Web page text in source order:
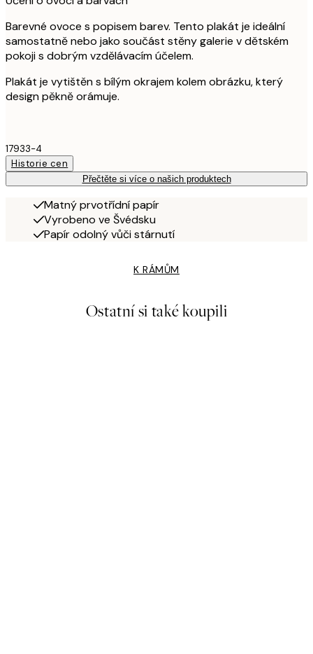
Barevné ovoce s popisem barev. Tento plakát je ideální
samostatně nebo jako součást stěny galerie v dětském
pokoji s dobrým vzdělávacím účelem.
Plakát je vytištěn s bílým okrajem kolem obrázku, který
design pěkně orámuje.
17933-4
Historie cen
Přečtěte si více o našich produktech
Matný prvotřídní papír
Vyrobeno ve Švédsku
Papír odolný vůči stárnutí
K RÁMŮM
Ostatní si také koupili